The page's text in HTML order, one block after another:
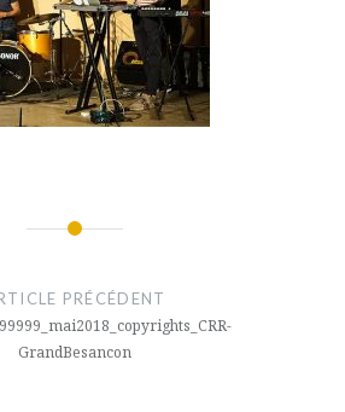
PRÉCÉDENT
GrandBesancon